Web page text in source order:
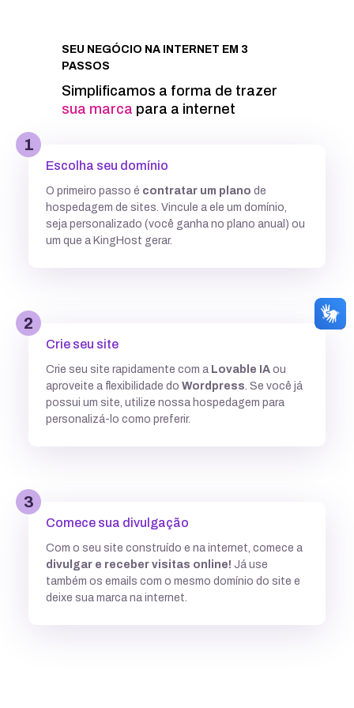
Informações técnicas
Banco de dados MySQL ilimitados
7,7GB 12,5 GB
Múltiplas versões do PHP
Múltiplas versões do ASP
Integração com ferramentas Git
Subdomínios ilimitados
SEU NEGÓCIO NA INTERNET EM 3
PASSOS
Simplificamos a forma de trazer
sua para a internet
1
Escolha seu domínio
O primeiro passo é contratar um plano de
hospedagem de sites. Vincule a ele um domínio,
seja personalizado (você ganha no plano anual) ou
um que a KingHost gerar.
2
Crie seu site
Crie seu site rapidamente com a Lovable IA ou
aproveite a flexibilidade do Wordpress . Se você já
possui um site, utilize nossa hospedagem para
personalizá-lo como preferir.
3
Comece sua divulgação
Com o seu site construído e na internet, comece a
divulgar e receber visitas online! Já use
também os emails com o mesmo domínio do site e
deixe sua marca na internet.